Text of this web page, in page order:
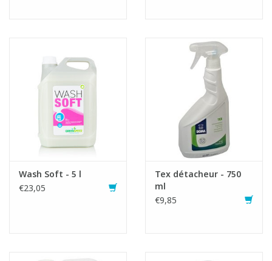
Wash Soft - 5 l
€23,05
Tex détacheur - 750
ml
€9,85